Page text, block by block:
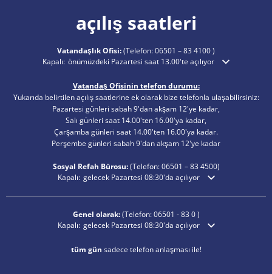
açılış saatleri
Vatandaşlık Ofisi:(Telefon:06501 – 83 4100)
Ek açılış veya kapanış saatlerini gizlemek için tıklayın
Kapalı: önümüzdeki Pazartesi saat 13.00'te açılıyor
Vatandaş Ofisinin telefon durumu:
Yukarıda belirtilen açılış saatlerine ek olarak bize telefonla ulaşabilirsiniz:
Pazartesi günleri sabah 9'dan akşam 12'ye kadar,
Salı günleri saat 14.00'ten 16.00'ya kadar,
Çarşamba günleri saat 14.00'ten 16.00'ya kadar.
Perşembe günleri sabah 9'dan akşam 12'ye kadar
Sosyal Refah Bürosu:(Telefon:06501 – 834500)
Ek açılış veya kapanış saatlerini gizlemek için tıklayın
Kapalı: gelecek Pazartesi 08:30'da açılıyor
Genel olarak:(Telefon:06501 - 83 0)
Ek açılış veya kapanış saatlerini gizlemek için tıklayın
Kapalı: gelecek Pazartesi 08:30'da açılıyor
tüm gün sadece telefon anlaşması ile!